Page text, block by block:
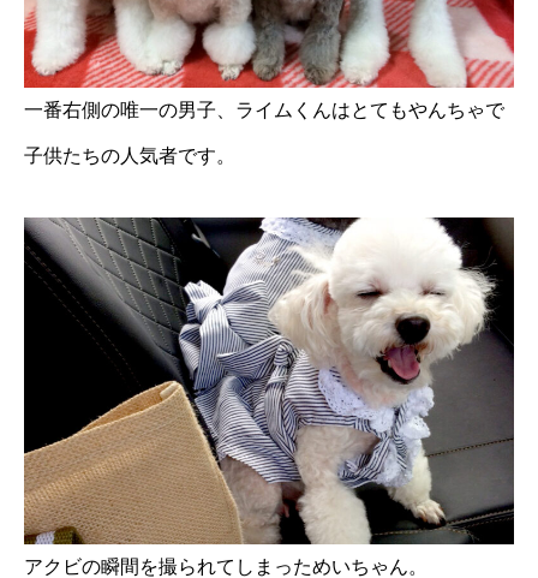
一番右側の唯一の男子、ライムくんはとてもやんちゃで
子供たちの人気者です。
アクビの瞬間を撮られてしまっためいちゃん。